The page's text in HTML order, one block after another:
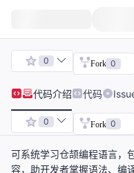
0 Fork 0
代码介绍 代码
0 Fork 0
可系统学习仓颉编程语言，
容，助开发者掌握语法、编